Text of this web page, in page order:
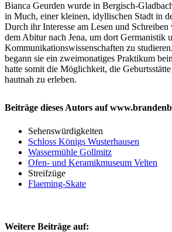
Bianca Geurden wurde in Bergisch-
in Much, einer kleinen, idyllischen Stadt in
Durch ihr Interesse am Lesen und Schreiben
dem Abitur nach Jena, um dort Germanistik
Kommunikationswissenschaften zu
begann sie ein zweimonatiges Praktikum
hatte somit die Möglichkeit, die
hautnah zu erleben.
Beiträge dieses Autors auf
Sehenswürdigkeiten
Schloss Königs Wusterhausen
Wassermühle Gollmitz
Ofen- und Keramikmuseum Velten
Streifzüge
Flaeming-Skate
Weitere Beiträge auf: